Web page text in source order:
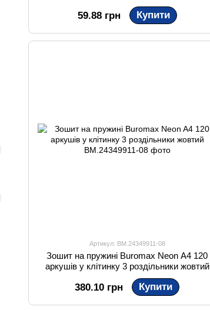
59.88 грн Купити
Артикул: BM.24349911-08
Зошит на пружині Buromax Neon A4 120
аркушів у клітинку 3 роздільники жовтий
380.10 грн Купити